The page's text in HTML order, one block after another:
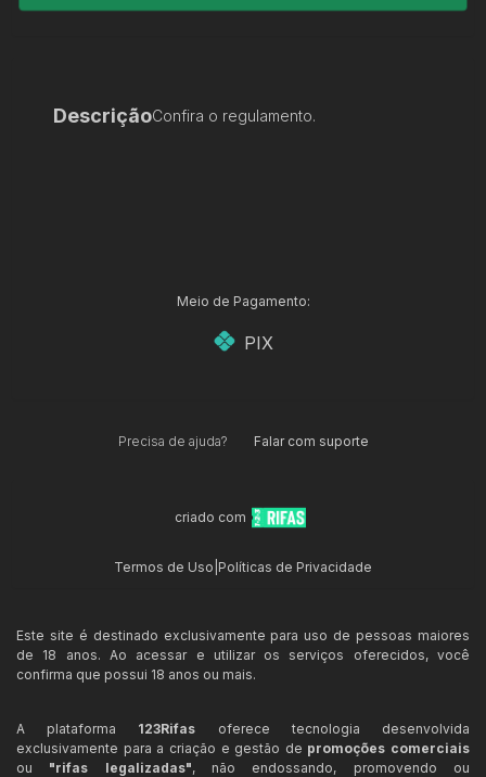
DescriçãoConfira o regulamento.
Meio de Pagamento:
PIX
Precisa de ajuda? Falar com suporte
criado com
Termos de Uso Políticas de Privacidade
Este site é destinado exclusivamente para uso de pessoas maiores
de 18 anos. Ao acessar e utilizar os serviços oferecidos, você
confirma que possui 18 anos ou mais.
A plataforma 123Rifas oferece tecnologia desenvolvida
exclusivamente para a criação e gestão de promoções comerciais
ou "rifas legalizadas", não endossando, promovendo ou